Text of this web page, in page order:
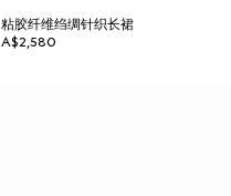
粘胶纤维绉绸针织长裙
A$2,580